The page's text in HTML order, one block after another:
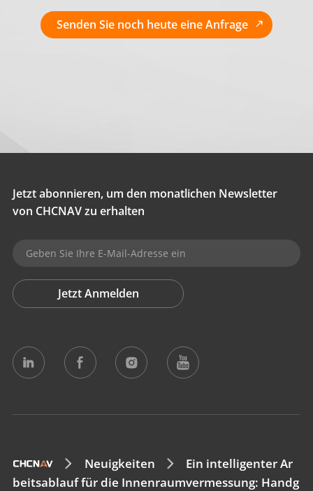
Senden Sie noch heute eine Anfrage
Jetzt abonnieren, um den monatlichen Newsletter
von CHCNAV zu erhalten
Jetzt Anmelden
Neuigkeiten
Ein intelligenter Ar
beitsablauf für die Innenraumvermessung: Handg